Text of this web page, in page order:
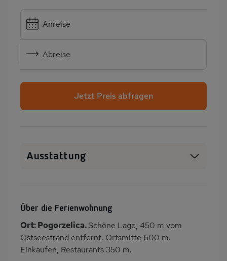
Anreise
Abreise
Jetzt Preis abfragen
Ausstattung
Balkon/Loggia
Grill
Kinderspielplatz
PKW-Parkplatz
Über die Ferienwohnung
Ort: Pogorzelica.Schöne Lage, 450 m vom
Ostseestrand entfernt. Ortsmitte 600 m.
Einkaufen, Restaurants 350 m.